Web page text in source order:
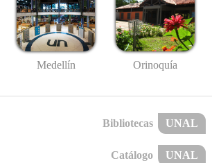
Medellín Orinoquía
Bibliotecas UNAL
Catálogo UNAL